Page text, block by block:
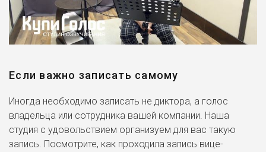
Если важно записать самому
Иногда необходимо записать не диктора, а голос
владельца или сотрудника вашей компании. Наша
студия с удовольствием организуем для вас такую
запись. Посмотрите, как проходила запись вице-